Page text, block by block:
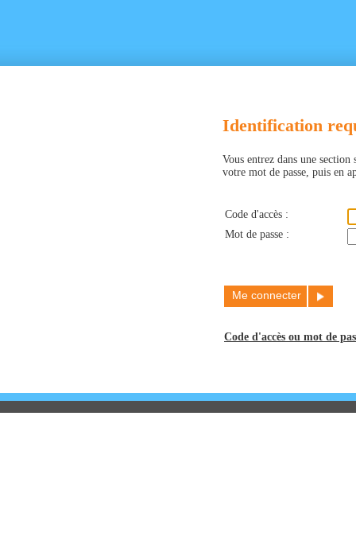
Identification
Vous entrez dans une
votre mot de passe, puis en
Code d'accès :
Mot de passe :
Code d'accès ou mot de